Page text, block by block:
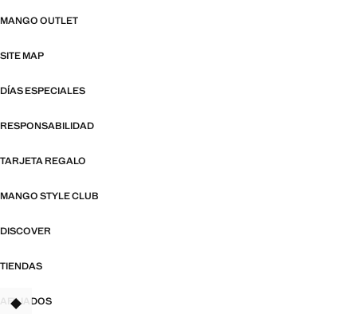
MANGO OUTLET
SITE MAP
DÍAS ESPECIALES
RESPONSABILIDAD
TARJETA REGALO
MANGO STYLE CLUB
DISCOVER
TIENDAS
AFILIADOS